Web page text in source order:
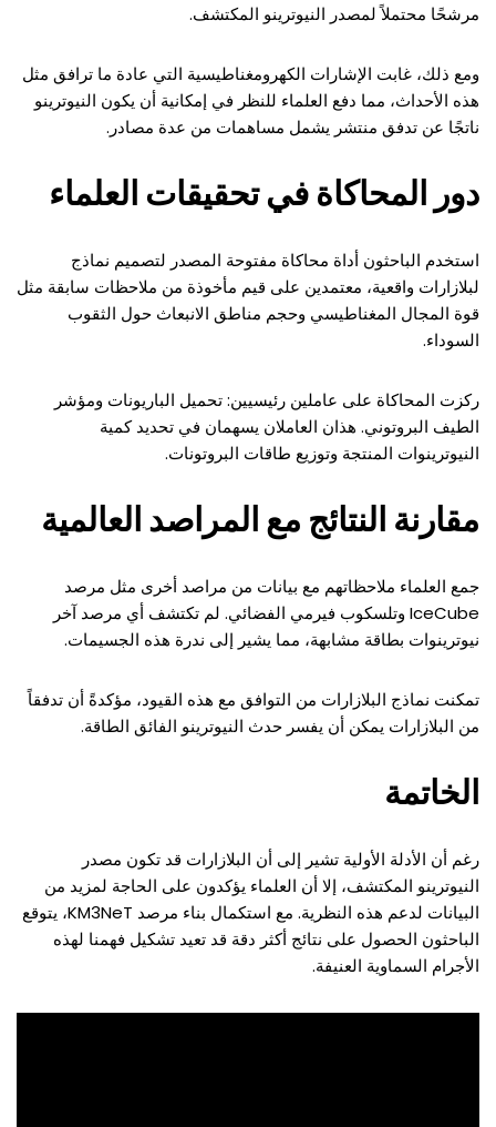
مرشحًا محتملاً لمصدر النيوترينو المكتشف.
ومع ذلك، غابت الإشارات الكهرومغناطيسية التي عادة ما ترافق مثل
هذه الأحداث، مما دفع العلماء للنظر في إمكانية أن يكون النيوترينو
ناتجًا عن تدفق منتشر يشمل مساهمات من عدة مصادر.
دور المحاكاة في تحقيقات العلماء
استخدم الباحثون أداة محاكاة مفتوحة المصدر لتصميم نماذج
لبلازارات واقعية، معتمدين على قيم مأخوذة من ملاحظات سابقة مثل
قوة المجال المغناطيسي وحجم مناطق الانبعاث حول الثقوب
السوداء.
ركزت المحاكاة على عاملين رئيسيين: تحميل الباريونات ومؤشر
الطيف البروتوني. هذان العاملان يسهمان في تحديد كمية
النيوترينوات المنتجة وتوزيع طاقات البروتونات.
مقارنة النتائج مع المراصد العالمية
جمع العلماء ملاحظاتهم مع بيانات من مراصد أخرى مثل مرصد
IceCube وتلسكوب فيرمي الفضائي. لم تكتشف أي مرصد آخر
نيوترينوات بطاقة مشابهة، مما يشير إلى ندرة هذه الجسيمات.
تمكنت نماذج البلازارات من التوافق مع هذه القيود، مؤكدةً أن تدفقاً
من البلازارات يمكن أن يفسر حدث النيوترينو الفائق الطاقة.
الخاتمة
رغم أن الأدلة الأولية تشير إلى أن البلازارات قد تكون مصدر
النيوترينو المكتشف، إلا أن العلماء يؤكدون على الحاجة لمزيد من
البيانات لدعم هذه النظرية. مع استكمال بناء مرصد KM3NeT، يتوقع
الباحثون الحصول على نتائج أكثر دقة قد تعيد تشكيل فهمنا لهذه
الأجرام السماوية العنيفة.